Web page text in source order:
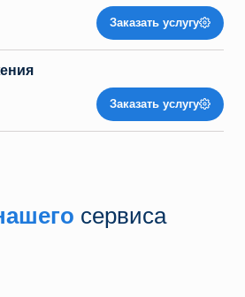
Заказать услугу
Заказать услугу
сервиса